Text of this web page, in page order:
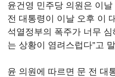
윤건영 민주당 의원은 이
전 대통령이 이날 오후 이
석열정부의 폭주가 너무
는 상황이 염려스럽다”고
윤 의원에 따르면 문 전 대